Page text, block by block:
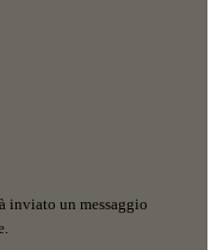
inviato un messaggio